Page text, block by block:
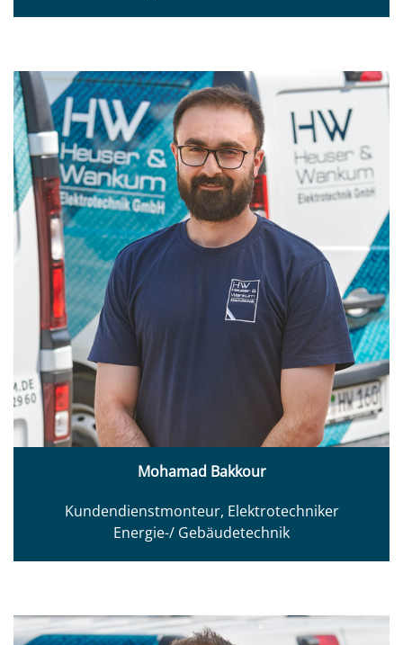
Mohamad Bakkour
Kundendienstmonteur, Elektrotechniker
Energie-/ Gebäudetechnik